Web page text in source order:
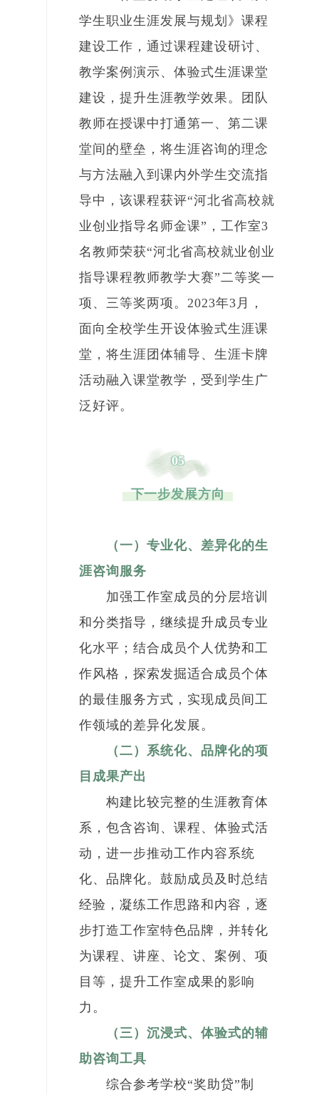
学生职业生涯发展与规划》课程
建设工作，通过课程建设研讨、
教学案例演示、体验式生涯课堂
建设，提升生涯教学效果。团队
教师在授课中打通第一、第二课
堂间的壁垒，将生涯咨询的理念
与方法融入到课内外学生交流指
导中，该课程获评“河北省高校就
业创业指导名师金课”，工作室3
名教师荣获“河北省高校就业创业
指导课程教师教学大赛”二等奖一
项、三等奖两项。2023年3月，
面向全校学生开设体验式生涯课
堂，将生涯团体辅导、生涯卡牌
活动融入课堂教学，受到学生广
泛好评。
05
下一步发展方向
（一）专业化、差异化的生
涯咨询服务
加强工作室成员的分层培训
和分类指导，继续提升成员专业
化水平；结合成员个人优势和工
作风格，探索发掘适合成员个体
的最佳服务方式，实现成员间工
作领域的差异化发展。
（二）系统化、品牌化的项
目成果产出
构建比较完整的生涯教育体
系， 包含咨询、课程、体验式活
动 ，进一步推动工作内容系统
化、品牌化。鼓励成员及时总结
经验，凝练工作思路和内容，逐
步打造工作室特色品牌，并转化
为课程、讲座、论文、案例、项
目等，提升工作室成果的影响
力。
（三）沉浸式、体验式的辅
助咨询工具
综合参考学校“奖助贷”制